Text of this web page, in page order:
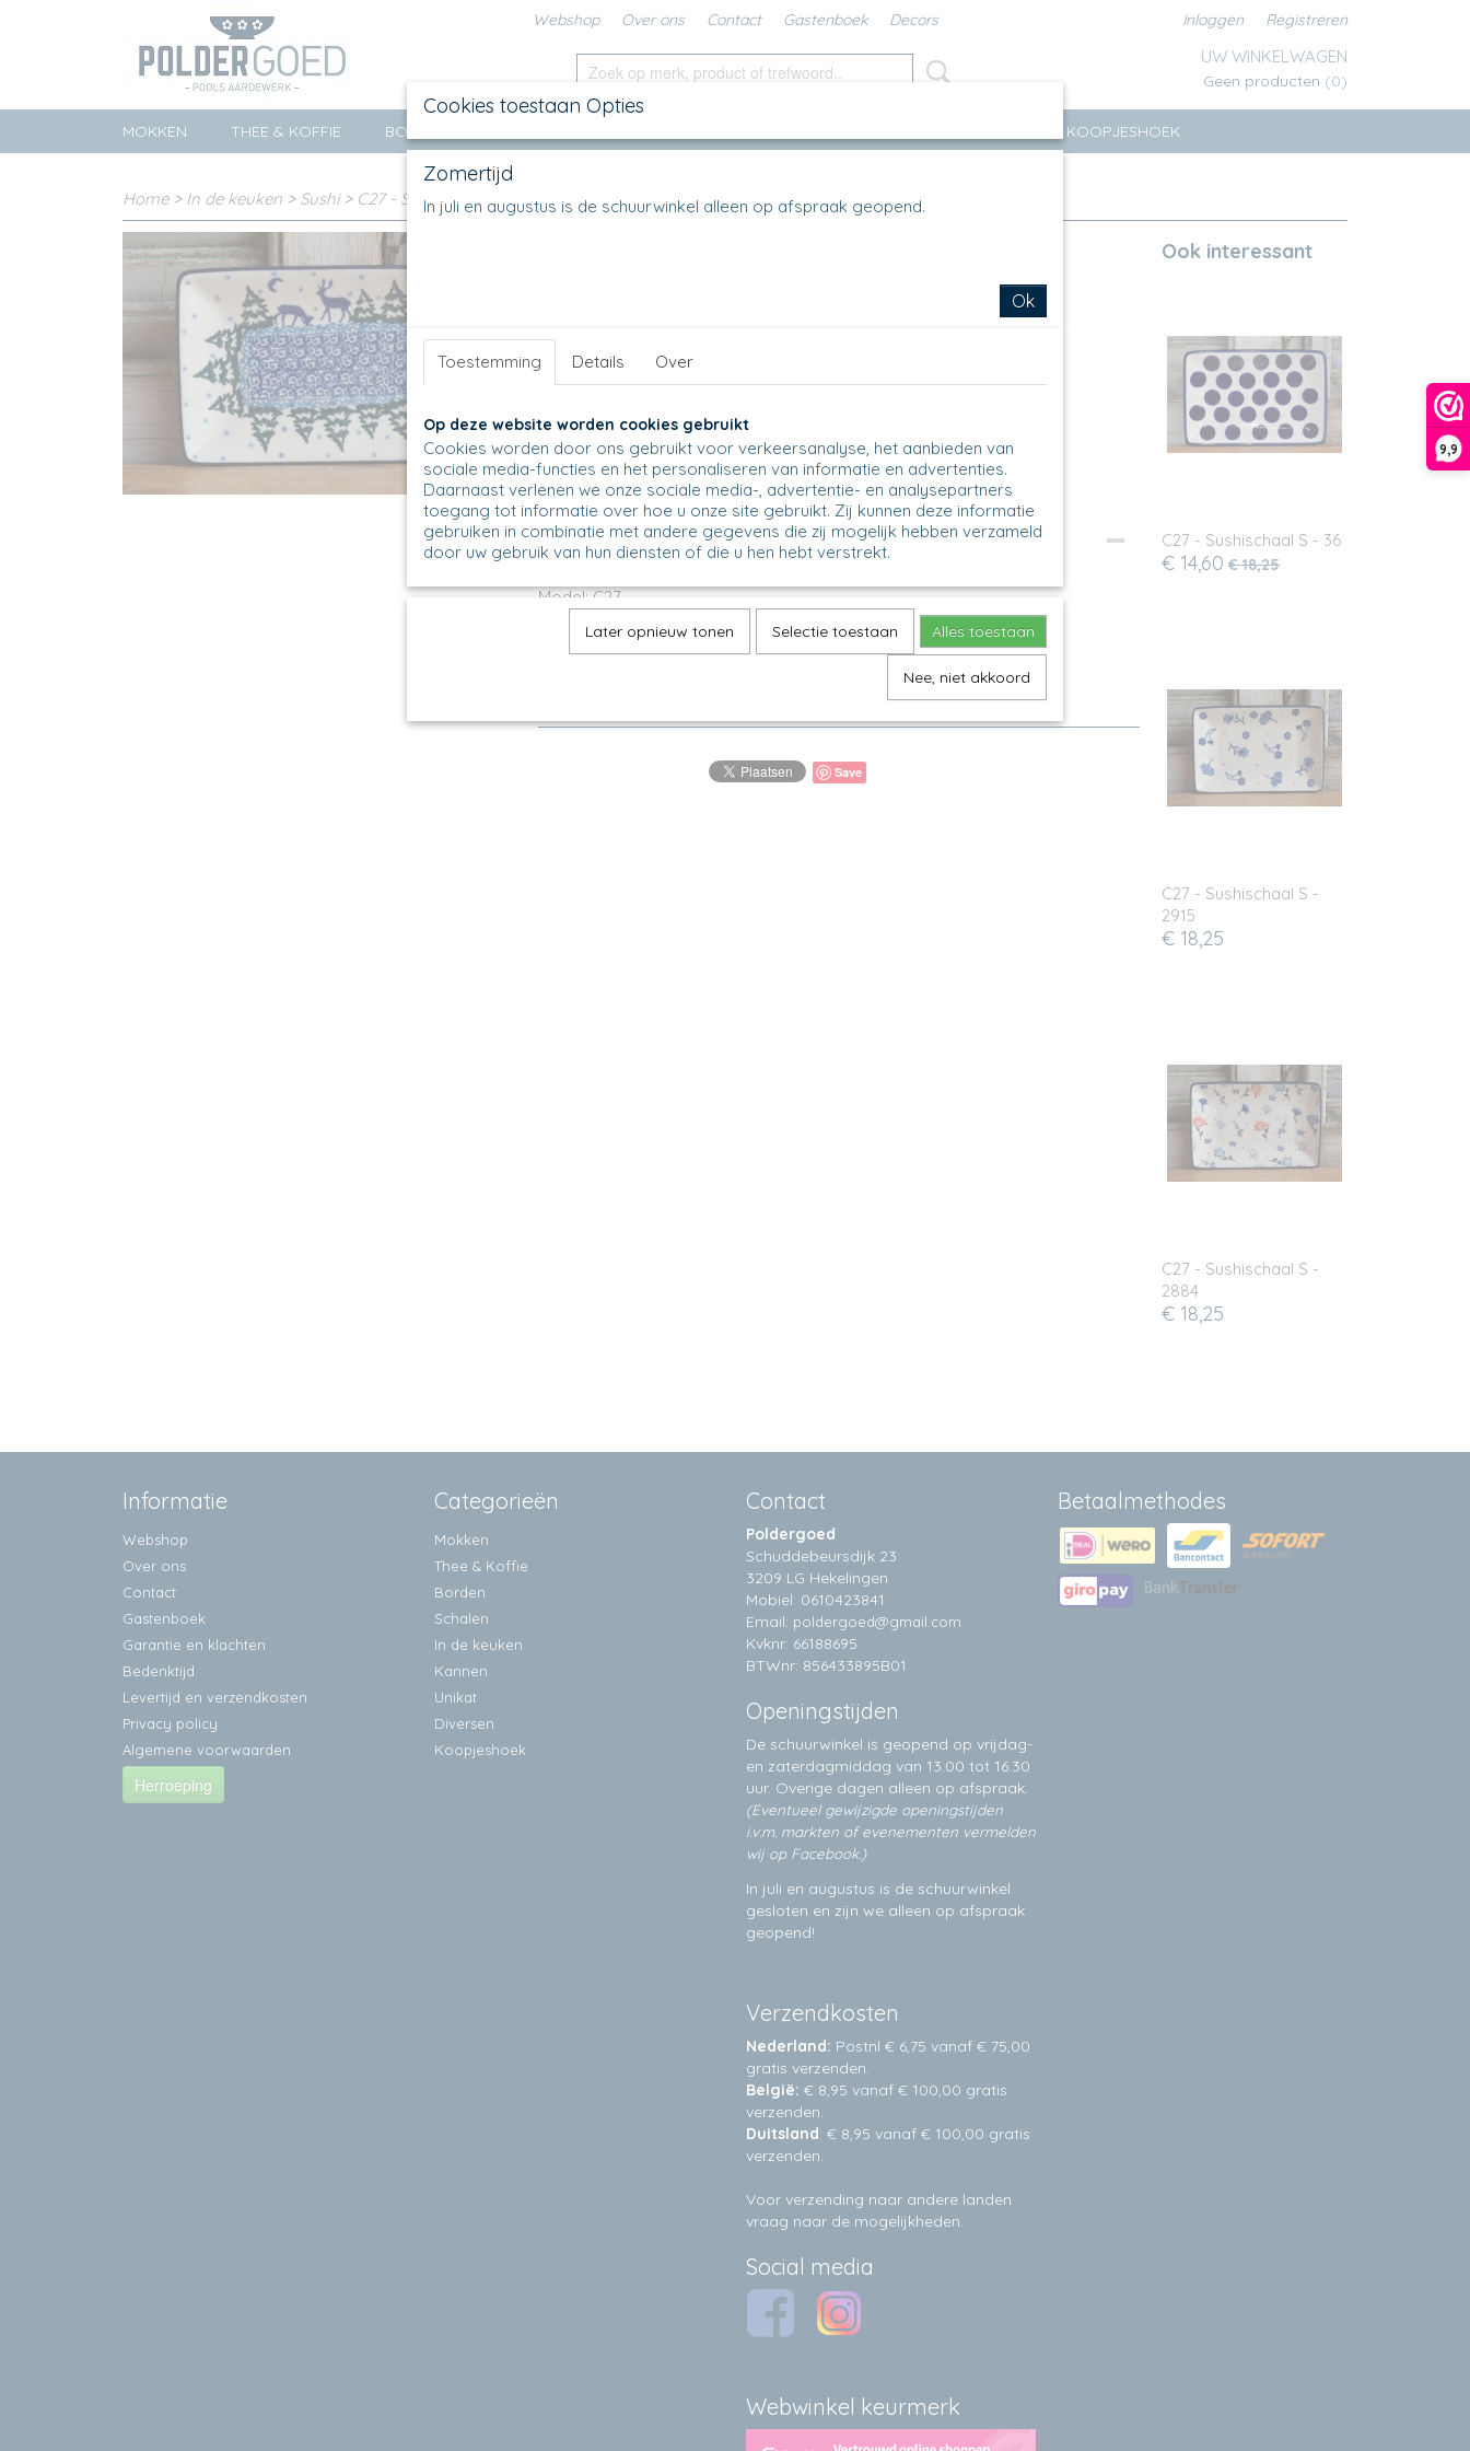
9,9
Webshop Over ons Contact Gastenboek Decors Inloggen Registreren
UW WINKELWAGEN
Geen producten (0)
MOKKEN THEE & KOFFIE BORDEN KOOPJESHOEK
Home> In de keuken > Sushi> C27 - Sushischaal S > C27 - Sushischaal S - 2822 - Christmas Deer
Aantal
IN WINKELWAGEN
Omschrijving
Sushischaal S - Christmas Deer
Model: C27
Decor: 2822X
Leuk serveerschaaltje of bordje voor sushi of tapas
Save
Ook interessant
C27 - Sushischaal S - 36
€ 14,60 € 18,25
C27 - Sushischaal S -
2915
€ 18,25
C27 - Sushischaal S -
2884
€ 18,25
Informatie
Webshop
Over ons
Contact
Gastenboek
Garantie en klachten
Bedenktijd
Levertijd en verzendkosten
Privacy policy
Algemene voorwaarden
Herroeping
Categorieën
Mokken
Thee & Koffie
Borden
Schalen
In de keuken
Kannen
Unikat
Diversen
Koopjeshoek
Contact
Poldergoed
Schuddebeursdijk 23
3209 LG Hekelingen
Mobiel: 0610423841
Email: poldergoed@gmail.com
Kvknr: 66188695
BTWnr: 856433895B01
Openingstijden
De schuurwinkel is geopend op vrijdag-
en zaterdagmiddag van 13.00 tot 16.30
uur. Overige dagen alleen op afspraak.
(Eventueel gewijzigde openingstijden
i.v.m. markten of evenementen vermelden
wij op Facebook.)
In juli en augustus is de schuurwinkel
gesloten en zijn we alleen op afspraak
geopend!
Verzendkosten
Nederland: Postnl € 6,75 vanaf € 75,00
gratis verzenden.
België: € 8,95 vanaf € 100,00 gratis
verzenden.
Duitsland: € 8,95 vanaf € 100,00 gratis
verzenden.
Voor verzending naar andere landen
vraag naar de mogelijkheden.
Social media
Webwinkel keurmerk
Betaalmethodes
Cookies toestaan Opties
Zomertijd
In juli en augustus is de schuurwinkel alleen op afspraak geopend.
Ok
Toestemming Details Over
Op deze website worden cookies gebruikt
Cookies worden door ons gebruikt voor verkeersanalyse, het aanbieden van
sociale media-functies en het personaliseren van informatie en advertenties.
Daarnaast verlenen we onze sociale media-, advertentie- en analysepartners
toegang tot informatie over hoe u onze site gebruikt. Zij kunnen deze informatie
gebruiken in combinatie met andere gegevens die zij mogelijk hebben verzameld
door uw gebruik van hun diensten of die u hen hebt verstrekt.
Later opnieuw tonen Selectie toestaan Alles toestaan
Nee, niet akkoord